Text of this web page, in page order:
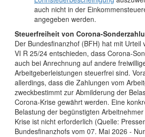
auch nicht in der
angegeben werden.
Steuerfreiheit von Corona-
Der Bundesfinanzhof (BFH) hat mit Urteil
VI R 25/24 entschieden, dass Corona-
auch bei Anrechnung auf andere
Arbeitgeberleistungen steuerfrei sind.
allerdings, dass die Zahlungen vom
zweckbestimmt zur Abmilderung der
Corona-Krise gewährt werden. Eine
Belastung der begünstigten
Krise ist nicht erforderlich (Quelle:
Bundesfinanzhofs vom 07. Mai 2026 -